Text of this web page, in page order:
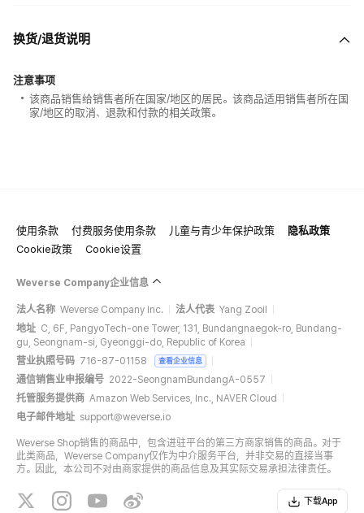
换货/退货说明
注意事项
该商品销售给销售者所在国家/地区的居民。该商品适用销售者所在国
家/地区的取消、退款和付款的相关政策。
使用条款 付费服务使用条款 儿童与青少年保护政策
隐私政策
Cookie政策
Cookie设置
Weverse Company企业信息
法人名称 Weverse Company Inc. 法人代表 Yang Zooil
地址 C, 6F, PangyoTech-one Tower, 131, Bundangnaegok-ro, Bundang-
gu, Seongnam-si, Gyeonggi-do, Republic of Korea
营业执照号码 716-87-01158 查看企业信息
通信销售业申报编号 2022-SeongnamBundangA-0557
托管服务提供商 Amazon Web Services, Inc., NAVER Cloud
电子邮件地址 support@weverse.io
Weverse Shop销售的商品中，包含进驻平台的第三方商家销售的商品。对于
此类商品，Weverse Company仅作为中介服务平台，并非交易的直接当事
方。因此，本公司不对由商家提供的商品信息及其实际交易承担法律责任。
下载App